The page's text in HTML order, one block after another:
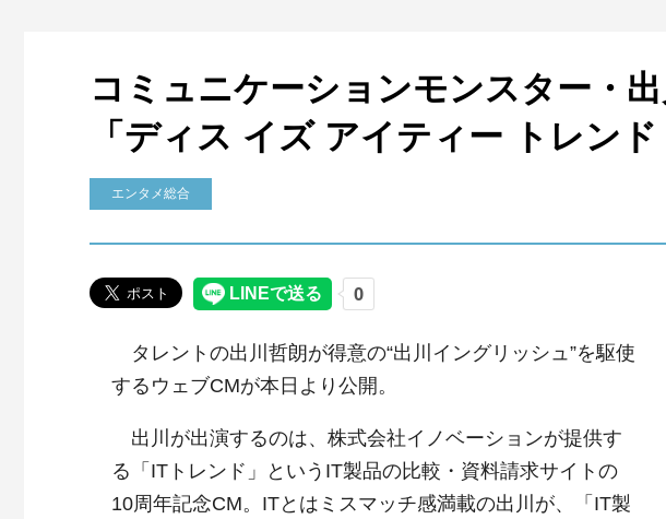
コミュニケーションモンスター・
「ディス イズ アイティー トレンド
エンタメ総合
タレントの出川哲朗が得意の“出川イングリッシュ”を駆使
するウェブCMが本日より公開。
出川が出演するのは、株式会社イノベーションが提供す
る「ITトレンド」というIT製品の比較・資料請求サイトの
10周年記念CM。ITとはミスマッチ感満載の出川が、「IT製